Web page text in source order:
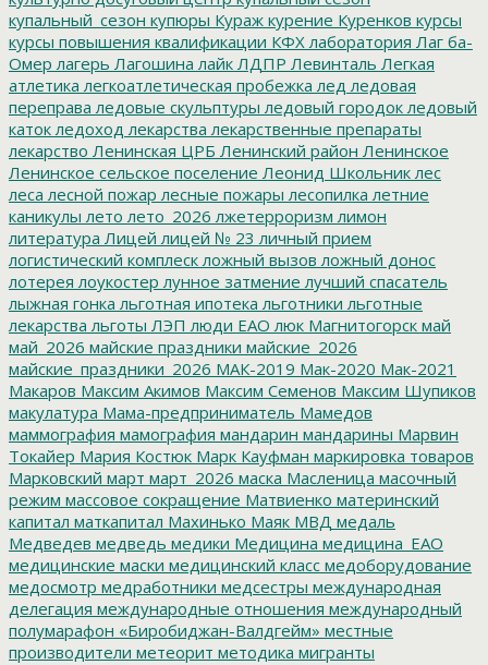
купальный_сезон купюры Кураж курение Куренков курсы
курсы повышения квалификации КФХ лаборатория Лаг ба-
Омер лагерь Лагошина лайк ЛДПР Левинталь Легкая
атлетика легкоатлетическая пробежка лед ледовая
переправа ледовые скульптуры ледовый городок ледовый
каток ледоход лекарства лекарственные препараты
лекарство Ленинская ЦРБ Ленинский район Ленинское
Ленинское сельское поселение Леонид Школьник лес
леса лесной пожар лесные пожары лесопилка летние
каникулы лето лето_2026 лжетерроризм лимон
литература Лицей лицей № 23 личный прием
логистический комплеск ложный вызов ложный донос
лотерея лоукостер лунное затмение лучший спасатель
лыжная гонка льготная ипотека льготники льготные
лекарства льготы ЛЭП люди ЕАО люк Магнитогорск май
май_2026 майские праздники майские_2026
майские_праздники_2026 МАК-2019 Мак-2020 Мак-2021
Макаров Максим Акимов Максим Семенов Максим Шупиков
макулатура Мама-предприниматель Мамедов
маммография мамография мандарин мандарины Марвин
Токайер Мария Костюк Марк Кауфман маркировка товаров
Марковский март март_2026 маска Масленица масочный
режим массовое сокращение Матвиенко материнский
капитал маткапитал Махинько Маяк МВД медаль
Медведев медведь медики Медицина медицина_ЕАО
медицинские маски медицинский класс медоборудование
медосмотр медработники медсестры международная
делегация международные отношения международный
полумарафон «Биробиджан-Валдгейм» местные
производители метеорит методика мигранты